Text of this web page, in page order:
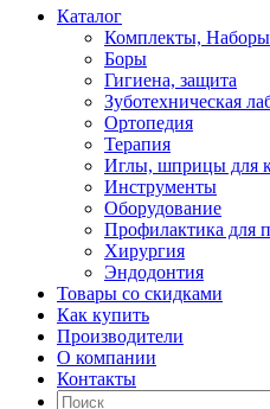
Каталог
Комплекты, Наборы
Боры
Гигиена, защита
Зуботехническая
Ортопедия
Терапия
Иглы, шприцы для
Инструменты
Оборудование
Профилактика для
Хирургия
Эндодонтия
Товары со скидками
Как купить
Производители
О компании
Контакты